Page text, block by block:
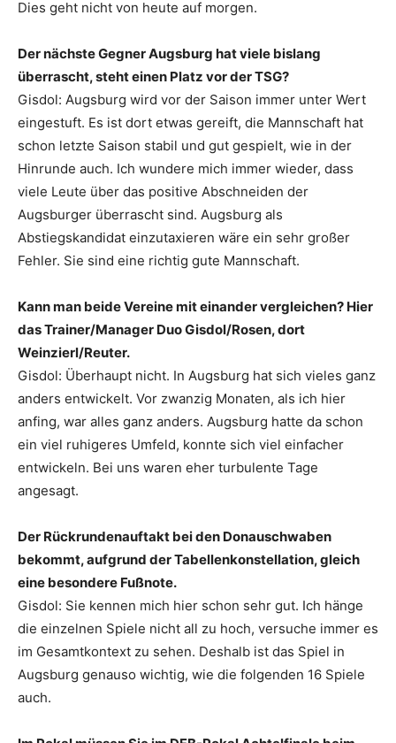
Dies geht nicht von heute auf morgen.
Der nächste Gegner Augsburg hat viele bislang
überrascht, steht einen Platz vor der TSG?
Gisdol: Augsburg wird vor der Saison immer unter Wert
eingestuft. Es ist dort etwas gereift, die Mannschaft hat
schon letzte Saison stabil und gut gespielt, wie in der
Hinrunde auch. Ich wundere mich immer wieder, dass
viele Leute über das positive Abschneiden der
Augsburger überrascht sind. Augsburg als
Abstiegskandidat einzutaxieren wäre ein sehr großer
Fehler. Sie sind eine richtig gute Mannschaft.
Kann man beide Vereine mit einander vergleichen? Hier
das Trainer/Manager Duo Gisdol/Rosen, dort
Weinzierl/Reuter.
Gisdol: Überhaupt nicht. In Augsburg hat sich vieles ganz
anders entwickelt. Vor zwanzig Monaten, als ich hier
anfing, war alles ganz anders. Augsburg hatte da schon
ein viel ruhigeres Umfeld, konnte sich viel einfacher
entwickeln. Bei uns waren eher turbulente Tage
angesagt.
Der Rückrundenauftakt bei den Donauschwaben
bekommt, aufgrund der Tabellenkonstellation, gleich
eine besondere Fußnote.
Gisdol: Sie kennen mich hier schon sehr gut. Ich hänge
die einzelnen Spiele nicht all zu hoch, versuche immer es
im Gesamtkontext zu sehen. Deshalb ist das Spiel in
Augsburg genauso wichtig, wie die folgenden 16 Spiele
auch.